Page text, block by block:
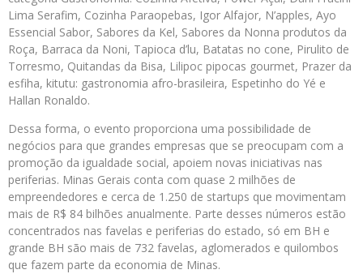
Lima Serafim, Cozinha Paraopebas, Igor Alfajor, N’apples, Ayo
Essencial Sabor, Sabores da Kel, Sabores da Nonna produtos da
Roça, Barraca da Noni, Tapioca d’lu, Batatas no cone, Pirulito de
Torresmo, Quitandas da Bisa, Lilipoc pipocas gourmet, Prazer da
esfiha, kitutu: gastronomia afro-brasileira, Espetinho do Yé e
Hallan Ronaldo.
Dessa forma, o evento proporciona uma possibilidade de
negócios para que grandes empresas que se preocupam com a
promoção da igualdade social, apoiem novas iniciativas nas
periferias. Minas Gerais conta com quase 2 milhões de
empreendedores e cerca de 1.250 de startups que movimentam
mais de R$ 84 bilhões anualmente. Parte desses números estão
concentrados nas favelas e periferias do estado, só em BH e
grande BH são mais de 732 favelas, aglomerados e quilombos
que fazem parte da economia de Minas.